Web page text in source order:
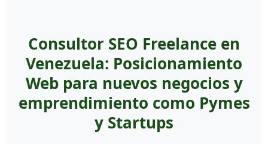
Consultor SEO Freelance en
Venezuela: Posicionamiento
Web para nuevos negocios y
emprendimiento como Pymes
y Startups